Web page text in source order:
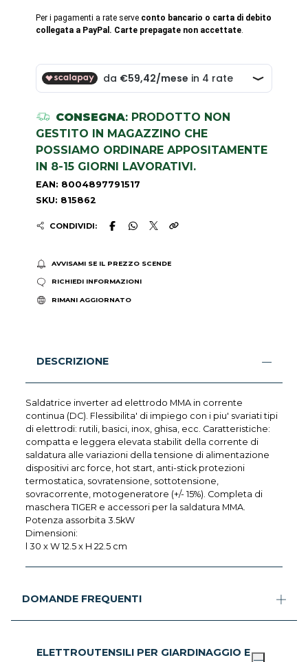
Per i pagamenti a rate serve conto bancario o carta di debito
collegata a PayPal. Carte prepagate non accettate.
CONSEGNA: PRODOTTO NON
GESTITO IN MAGAZZINO CHE
POSSIAMO ORDINARE APPOSITAMENTE
IN 8-15 GIORNI LAVORATIVI.
EAN: 8004897791517
SKU: 815862
CONDIVIDI:
AVVISAMI SE IL PREZZO SCENDE
RICHIEDI INFORMAZIONI
RIMANI AGGIORNATO
DESCRIZIONE
Saldatrice inverter ad elettrodo MMA in corrente
continua (DC). Flessibilita' di impiego con i piu' svariati tipi
di elettrodi: rutili, basici, inox, ghisa, ecc. Caratteristiche:
compatta e leggera elevata stabilit della corrente di
saldatura alle variazioni della tensione di alimentazione
dispositivi arc force, hot start, anti-stick protezioni
termostatica, sovratensione, sottotensione,
sovracorrente, motogeneratore (+/- 15%). Completa di
maschera TIGER e accessori per la saldatura MMA.
Potenza assorbita 3.5kW
Dimensioni:
l 30 x W 12.5 x H 22.5 cm
DOMANDE FREQUENTI
ELETTROUTENSILI PER GIARDINAGGIO E